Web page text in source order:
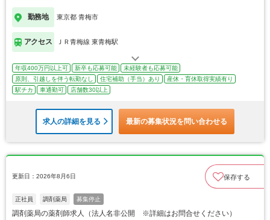
勤務地 東京都 青梅市
アクセス ＪＲ青梅線 東青梅駅
年収400万円以上可 新卒も応募可能
未経験者も応募可能
原則、引越しを伴う転勤なし
住宅補助（手当）あり
産休・育休取得実績有り
駅チカ
車通勤可 店舗数30以上
求人の詳細を見る 最新の募集状況を問い合わせる
更新日：2026年8月6日 保存する
正社員 調剤薬局 募集停止
調剤薬局の薬剤師求人（法人名非公開 ※詳細はお問合せください）